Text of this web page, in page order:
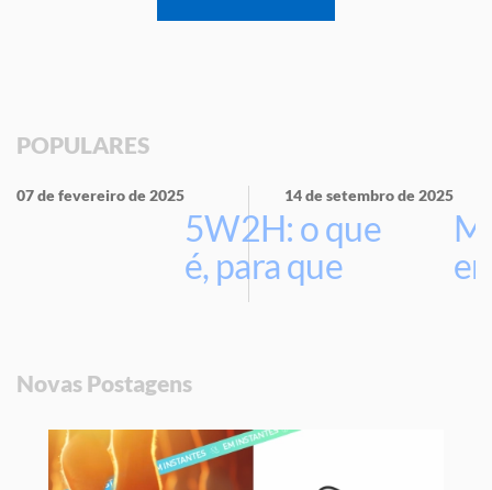
POPULARES
07 de fevereiro de 2025
5W2H: o que
é, para que
serve e por
sua empresa
14 de setembro de 2025
Novas Postagens